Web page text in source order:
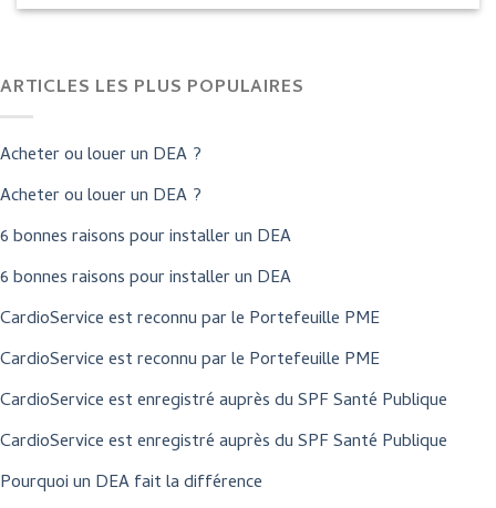
ARTICLES LES PLUS POPULAIRES
Acheter ou louer un DEA ?
Acheter ou louer un DEA ?
6 bonnes raisons pour installer un DEA
6 bonnes raisons pour installer un DEA
CardioService est reconnu par le Portefeuille PME
CardioService est reconnu par le Portefeuille PME
CardioService est enregistré auprès du SPF Santé Publique
CardioService est enregistré auprès du SPF Santé Publique
Pourquoi un DEA fait la différence